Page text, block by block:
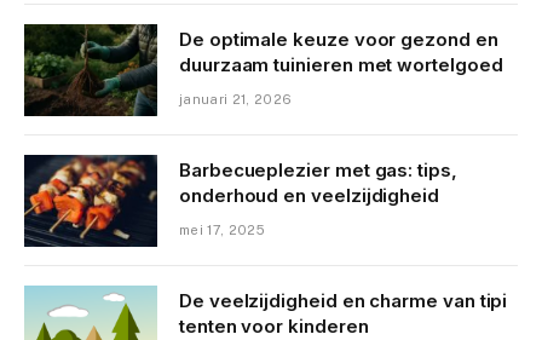
De optimale keuze voor gezond en
duurzaam tuinieren met wortelgoed
januari 21, 2026
Barbecueplezier met gas: tips,
onderhoud en veelzijdigheid
mei 17, 2025
De veelzijdigheid en charme van tipi
tenten voor kinderen